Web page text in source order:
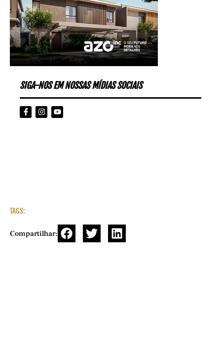
SIGA-NOS EM NOSSAS MÍDIAS SOCIAIS
TAGS:
Compartilhar: